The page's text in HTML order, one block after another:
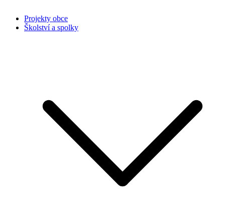
Projekty obce
Školství a spolky